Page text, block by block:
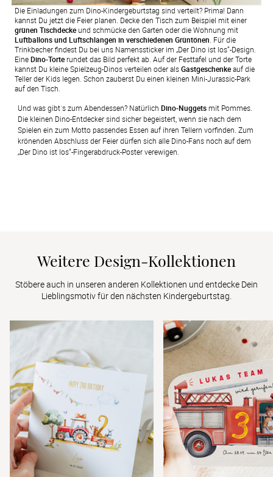
Die Einladungen zum Dino-Kindergeburtstag sind verteilt? Prima! Dann
kannst Du jetzt die Feier planen. Decke den Tisch zum Beispiel mit einer
grünen Tischdeckeund schmücke den Garten oder die Wohnung mit
Luftballons und Luftschlangen in verschiedenen Grüntönen . Für die
Trinkbecher findest Du bei uns Namenssticker im „Der Dino ist los“-Design.
EineDino-Torterundet das Bild perfekt ab. Auf der Festtafel und der Torte
kannst Du kleine Spielzeug-Dinos verteilen oder alsGastgeschenkeauf die
Teller der Kids legen. Schon zauberst Du einen kleinen Mini-Jurassic-Park
auf den Tisch.
Und was gibt´s zum Abendessen? Natürlich Dino-Nuggets mit Pommes.
Die kleinen Dino-Entdecker sind sicher begeistert, wenn sie nach dem
Spielen ein zum Motto passendes Essen auf ihren Tellern vorfinden. Zum
krönenden Abschluss der Feier dürfen sich alle Dino-Fans noch auf dem
„Der Dino ist los“-Fingerabdruck-Poster verewigen.
Weitere Design-Kollektionen
Stöbere auch in unseren anderen Kollektionen und entdecke Dein
Lieblingsmotiv für den nächsten Kindergeburtstag.